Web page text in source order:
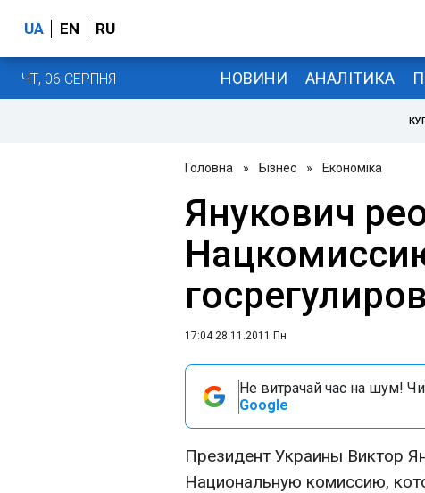
UA EN RU
ЧТ, 06 СЕРПНЯ НОВИНИ АНАЛІТИКА
Головна » Бізнес » Економіка
Янукович
17:04 28.11.2011 Пн
Не витрачай час на шум!
Google
Президент Украины Виктор
Национальную комиссию,